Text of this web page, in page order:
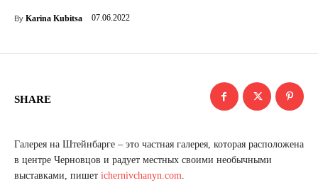
By Karina Kubitsa 07.06.2022
SHARE
Галерея на Штейнбарге – это частная галерея, которая расположена
в центре Черновцов и радует местных своими необычными
выставками, пишет ichernivchanyn.com.